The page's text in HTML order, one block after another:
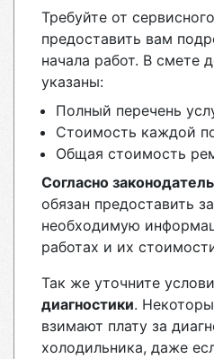
Требуйте от
предоставить вам
начала работ. В смете
указаны:
Полный перечень
Стоимость каждой
Общая стоимость
Согласно
обязан предоставить
необходимую
работах и их
Так же уточните
диагностики.
взимают плату за
холодильника, даже